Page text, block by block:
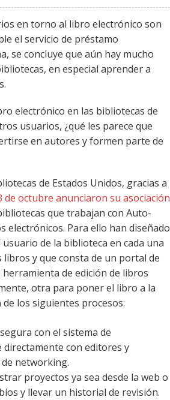
en torno al libro electrónico son
el servicio de préstamo
se concluye que aún hay mucho
en especial aprender a
electrónico en las bibliotecas de
usuarios, ¿qué les parece que
en autores y formen parte de
de Estados Unidos, gracias a
de octubre anunciaron su asociación
que trabajan con Auto-
electrónicos. Para ello han diseñado
de la biblioteca en cada una
y que consta de un portal de
de edición de libros
otra para poner el libro a la
los siguientes procesos:
con el sistema de
con editores y
networking.
proyectos ya sea desde la web o
y llevar un historial de revisión.